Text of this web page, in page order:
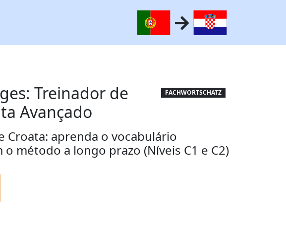
FACHWORTSCHATZ
Treinador de
Avançado
Croata: aprenda o vocabulário
método a longo prazo (Níveis C1 e C2)